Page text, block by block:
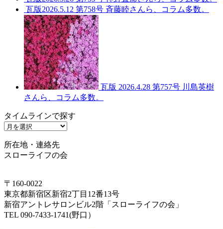
瓦版2026.5.12 第758号 斉藤睦さんら、コラム多数。
瓦版 2026.4.28 第757号 川島英樹
さんら、コラム多数。
タイムラインで探す
タ
ム
ラ
で
探
す
所在地・連絡先
スローライフの会
〒160-0022
東京都新宿区新宿2丁目12番13号
新宿アントレサロンビル2階「スローライフの会」
TEL 090-7433-1741(野口）